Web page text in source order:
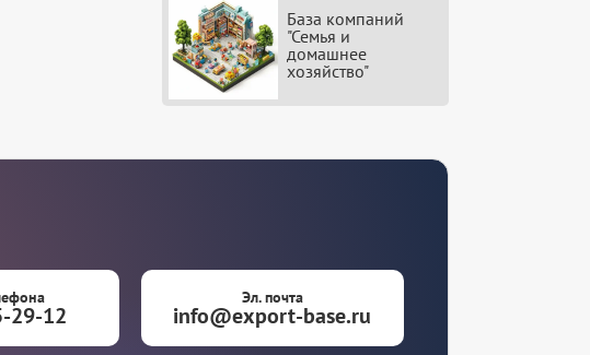
База компаний
"Семья и
домашнее
хозяйство"
29-12
Эл. почта
info@export-base.ru